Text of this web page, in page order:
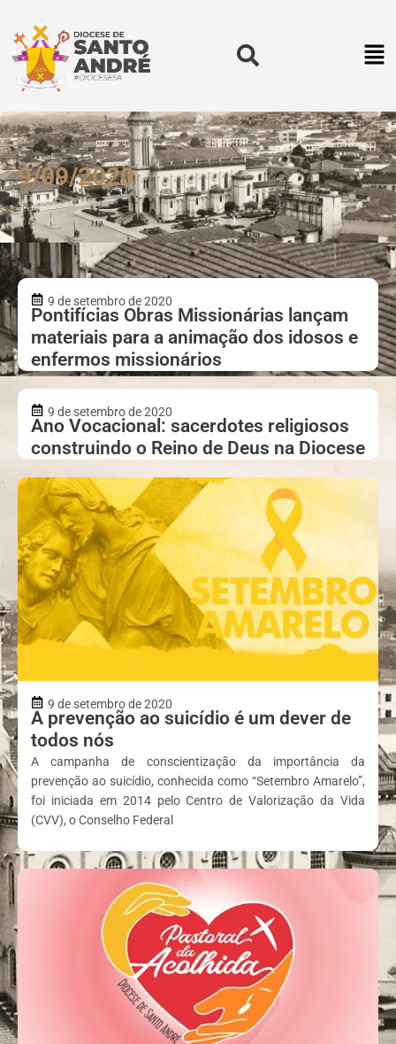
9/09/2020
9 de setembro de 2020
Pontifícias Obras Missionárias lançam
materiais para a animação dos idosos e
enfermos missionários
9 de setembro de 2020
Ano Vocacional: sacerdotes religiosos
construindo o Reino de Deus na Diocese
9 de setembro de 2020
A prevenção ao suicídio é um dever de
todos nós
A campanha de conscientização da importância da
prevenção ao suicídio, conhecida como “Setembro Amarelo”,
foi iniciada em 2014 pelo Centro de Valorização da Vida
(CVV), o Conselho Federal